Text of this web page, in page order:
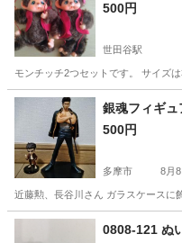
500円
世田谷駅
モンチッチ2つセットです。 サイズ
東京 世田谷区 世田谷駅
銀魂フィギュ
500円
多摩市 8月8
近藤勲、長谷川さん ガラスケースに
東京 多摩市
0808-121 ぬ